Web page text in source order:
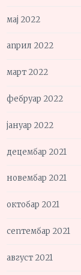
мај 2022
април 2022
март 2022
фебруар 2022
јануар 2022
децембар 2021
новембар 2021
октобар 2021
септембар 2021
август 2021